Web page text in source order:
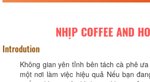
NHỊP COFFEE AND
Introdution
Không gian yên tỉnh bên tách cà phê
một nơi làm việc hiệu quả Nếu bạn